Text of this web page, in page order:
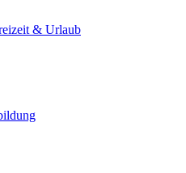
& Urlaub